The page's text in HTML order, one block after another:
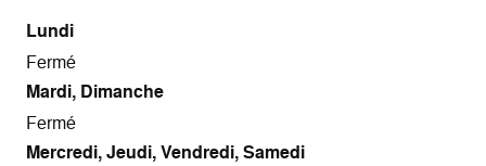
Lundi
Fermé
Mardi, Dimanche
Fermé
Mercredi, Jeudi, Vendredi, Samedi